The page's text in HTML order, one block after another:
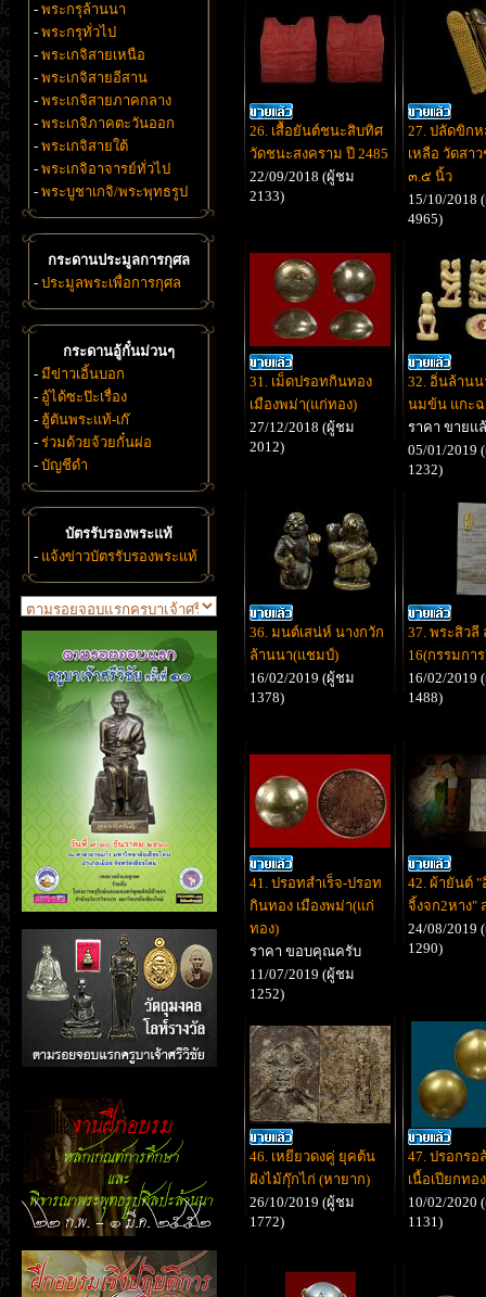
- พระกรุล้านนา
- พระกรุทั่วไป
- พระเกจิสายเหนือ
- พระเกจิสายอีสาน
- พระเกจิสายภาคกลาง
- พระเกจิภาคตะวันออก
- พระเกจิสายใต้
- พระเกจิอาจารย์ทั่วไป
- พระบูชาเกจิ/พระพุทธรูป
กระดานประมูลการกุศล
- ประมูลพระเพื่อการกุศล
กระดานอู้กั๋นม่วนๆ
- มีข่าวเอิ้นบอก
- อู้ได้ซะป๊ะเรื่อง
- ฮู้ตันพระแท้-เก๊
- ร่วมด้วยจ้วยกั๋นผ่อ
- บัญชีดำ
บัตรรับรองพระแท้
- แจ้งข่าวบัตรรับรองพระแท้
26. เสื้อยันต์ชนะสิบทิศ
วัดชนะสงคราม ปี 2485
22/09/2018 (ผู้ชม
2133)
27. ปลัดขิก
เหลือ วัดสา
๓.๕ นิ้ว
15/10/2018
4965)
31. เม็ดปรอทกินทอง
เมืองพม่า(แก่ทอง)
27/12/2018 (ผู้ชม
2012)
32. อิ่นล้านน
นมข้น แกะ
ราคา ขายแ
05/01/2019
1232)
36. มนต์เสน่ห์ นางกวัก
ล้านนา(แชมป์)
16/02/2019 (ผู้ชม
1378)
37. พระสิวลี
16(กรรมกา
16/02/2019
1488)
41. ปรอทสำเร็จ-ปรอท
กินทอง เมืองพม่า(แก่
ทอง)
ราคา ขอบคุณครับ
11/07/2019 (ผู้ชม
1252)
42. ผ้ายันต์
จิ้งจก2หาง"
24/08/2019
1290)
46. เหยียวดงคู่ ยุคต้น
ฝังไม้กุ๊กไก่ (หายาก)
26/10/2019 (ผู้ชม
1772)
47. ปรอกรอ
เนื้อเปียกทอง
10/02/2020
1131)